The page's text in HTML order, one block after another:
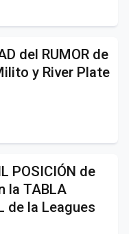
del RUMOR de
y River Plate
POSICIÓN de
la TABLA
de la Leagues